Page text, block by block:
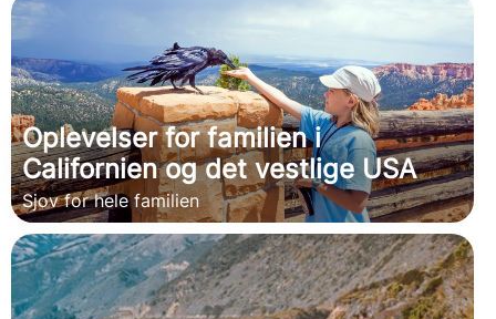
Oplevelser for familien i
Californien og det vestlige USA
Sjov for hele familien